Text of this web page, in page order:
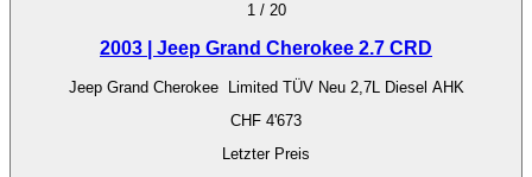
1/ 20
2003 | Jeep Grand Cherokee 2.7 CRD
Jeep Grand Cherokee Limited TÜV Neu 2,7L Diesel AHK
CHF 4'673
Letzter Preis